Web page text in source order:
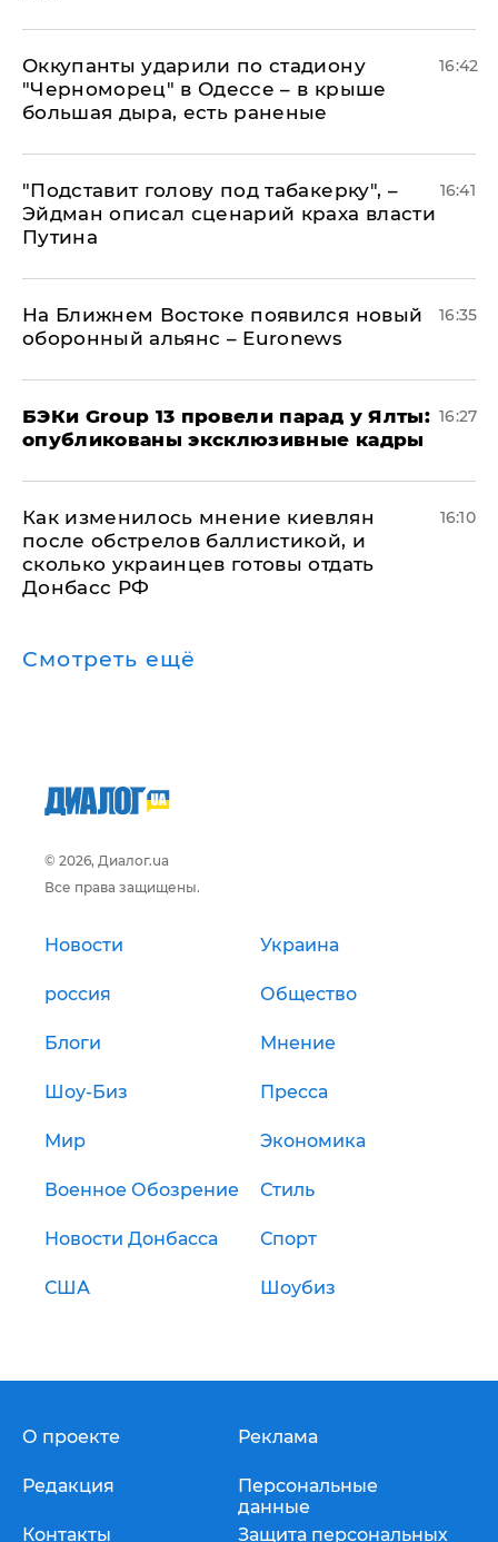
Оккупанты ударили по стадиону
"Черноморец" в Одессе – в крыше
большая дыра, есть раненые
16:42
​"Подставит голову под табакерку", –
Эйдман описал сценарий краха власти
Путина
16:41
На Ближнем Востоке появился новый
оборонный альянс – Euronews
16:35
​БЭКи Group 13 провели парад у Ялты:
опубликованы эксклюзивные кадры
16:27
Как изменилось мнение киевлян
после обстрелов баллистикой, и
сколько украинцев готовы отдать
Донбасс РФ
16:10
Смотреть ещё
© 2026, Диалог.ua
Все права защищены.
Новости Украина
россия Общество
Блоги Мнение
Шоу-Биз Пресса
Мир Экономика
Военное Обозрение Стиль
Новости Донбасса Спорт
США Шоубиз
О проекте
Редакция
Контакты
Реклама
Персональные
данные
Защита персональных